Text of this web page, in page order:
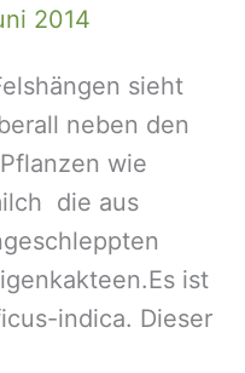
2014
sieht
neben den
wie
die aus
ist
indica. Dieser